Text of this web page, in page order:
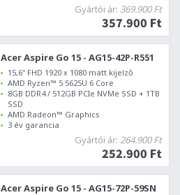
Gyártói ár: 369.900 Ft
357.900 Ft
Acer Aspire Go 15 - AG15-42P-R551
15,6" FHD 1920 x 1080 matt kijelző
AMD Ryzen™ 5 5625U 6 Core
8GB DDR4 / 512GB PCIe NVMe SSD + 1TB
SSD
AMD Radeon™ Graphics
3 év garancia
Gyártói ár: 264.900 Ft
252.900 Ft
Acer Aspire Go 15 - AG15-72P-59SN